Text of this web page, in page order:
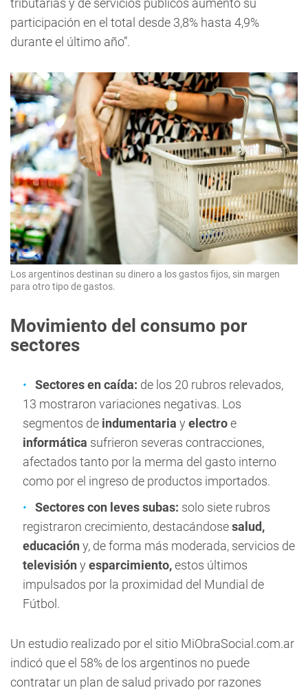
tributarias y de servicios públicos aumentó su
participación en el total desde 3,8% hasta 4,9%
durante el último año”.
Los argentinos destinan su dinero a los gastos fijos, sin margen
para otro tipo de gastos.
Movimiento del consumo por
sectores
Sectores en caída: de los 20 rubros relevados,
13 mostraron variaciones negativas. Los
segmentos de indumentaria y electroe
informática sufrieron severas contracciones,
afectados tanto por la merma del gasto interno
como por el ingreso de productos importados.
Sectores con leves subas: solo siete rubros
registraron crecimiento, destacándosesalud,
educación y, de forma más moderada, servicios de
televisión y esparcimiento,estos últimos
impulsados por la proximidad del Mundial de
Fútbol.
Un estudio realizado por el sitio MiObraSocial.com.ar
indicó que el 58% de los argentinos no puede
contratar un plan de salud privado por razones